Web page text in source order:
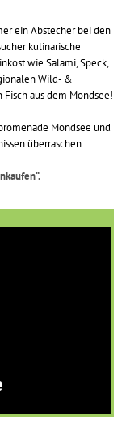
ein Abstecher bei den
kulinarische
wie Salami, Speck,
Wild- &
aus dem Mondsee!
Mondsee und
überraschen.